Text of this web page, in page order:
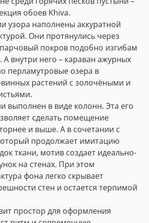
обоев Khiva.
узора наполнены аккуратной
Они протянулись через
покров подобно изгибам
А внутри него – караван ажурных
перламутровые озера в
растений с золочёными и
выполнен в виде колонн. Эта его
сделать помещение
и выше. А в сочетании с
продолжает имитацию
ткани, мотив создает идеально-
на стенах. При этом
фона легко скрывает
стен и остается терпимой
простор для оформления